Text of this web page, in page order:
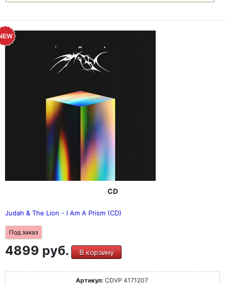
CD
Judah & The Lion - I Am A Prism (CD)
Под заказ
4899 руб. В корзину
Артикул: CDVP 4171207